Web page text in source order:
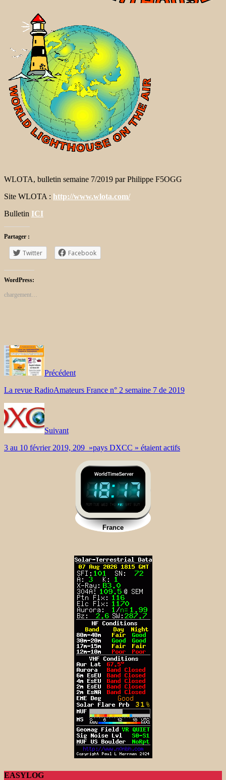
WLOTA, bulletin semaine 7/2019 par Philippe F5OGG
Site WLOTA : http://www.wlota.com/
Bulletin ICI
Partager :
Twitter Facebook
WordPress:
chargement…
Précédent
La revue RadioAmateurs France n° 2 semaine 7 de 2019
Suivant
3 au 10 février 2019, 209 »pays DXCC » étaient actifs
EASYLOG